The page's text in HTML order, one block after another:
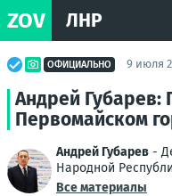
ZOV ЛНР
ОФИЦИАЛЬНО 9 июля
Андрей Губарев:
Первомайском
Андрей Губарев -
Народной
Все материалы